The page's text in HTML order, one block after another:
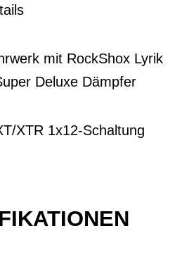
mit RockShox Lyrik
Deluxe Dämpfer
XTR 1x12-Schaltung